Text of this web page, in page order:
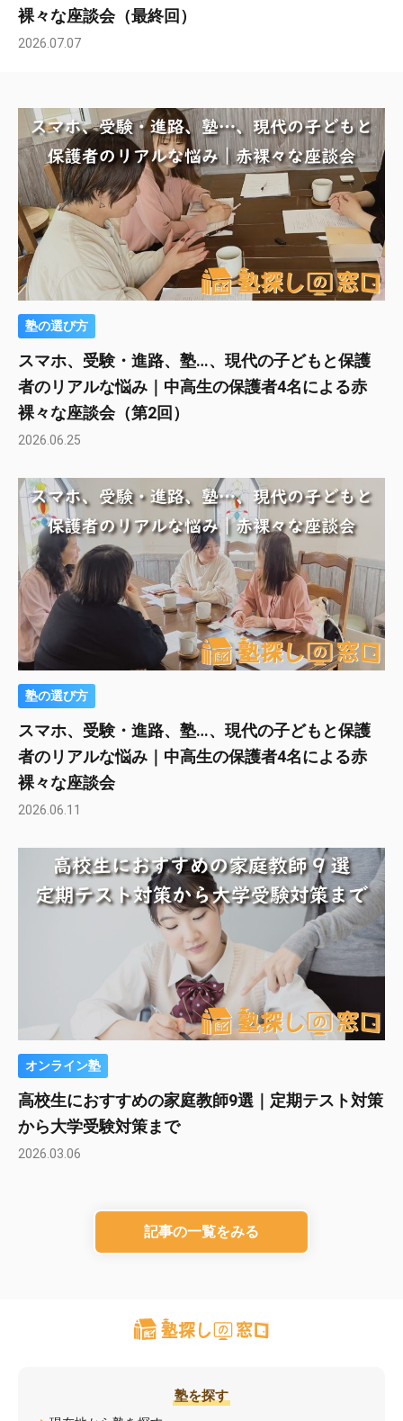
裸々な座談会（最終回）
2026.07.07
塾の選び方
スマホ、受験・進路、塾…、現代の子どもと保護
者のリアルな悩み｜中高生の保護者4名による赤
裸々な座談会（第2回）
2026.06.25
塾の選び方
スマホ、受験・進路、塾…、現代の子どもと保護
者のリアルな悩み｜中高生の保護者4名による赤
裸々な座談会
2026.06.11
オンライン塾
高校生におすすめの家庭教師9選｜定期テスト対策
から大学受験対策まで
2026.03.06
記事の一覧をみる
塾を探す